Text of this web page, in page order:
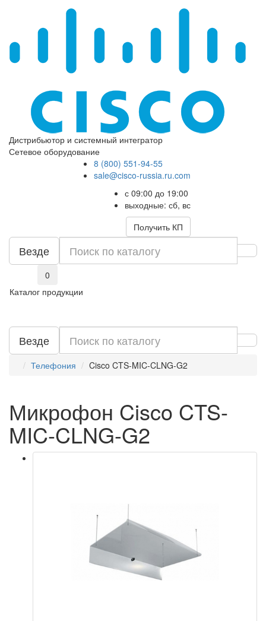
Дистрибьютор и системный интегратор
Сетевое оборудование
8 (800) 551-94-55
sale@cisco-russia.ru.com
с 09:00 до 19:00
выходные: сб, вс
Получить КП
Везде
0
Каталог продукции
Везде
Телефония Cisco CTS-MIC-CLNG-G2
Микрофон Cisco CTS-
MIC-CLNG-G2